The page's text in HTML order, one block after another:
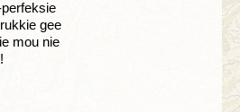
gee
mou nie